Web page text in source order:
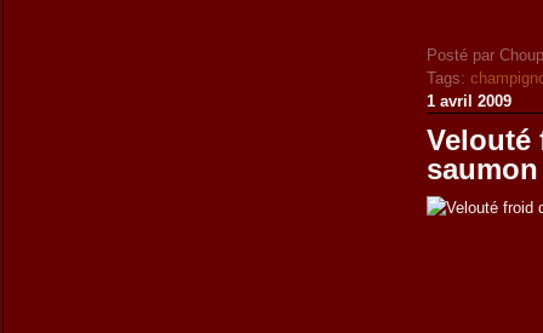
Posté par
Tags:
1 avril 2009
Velouté